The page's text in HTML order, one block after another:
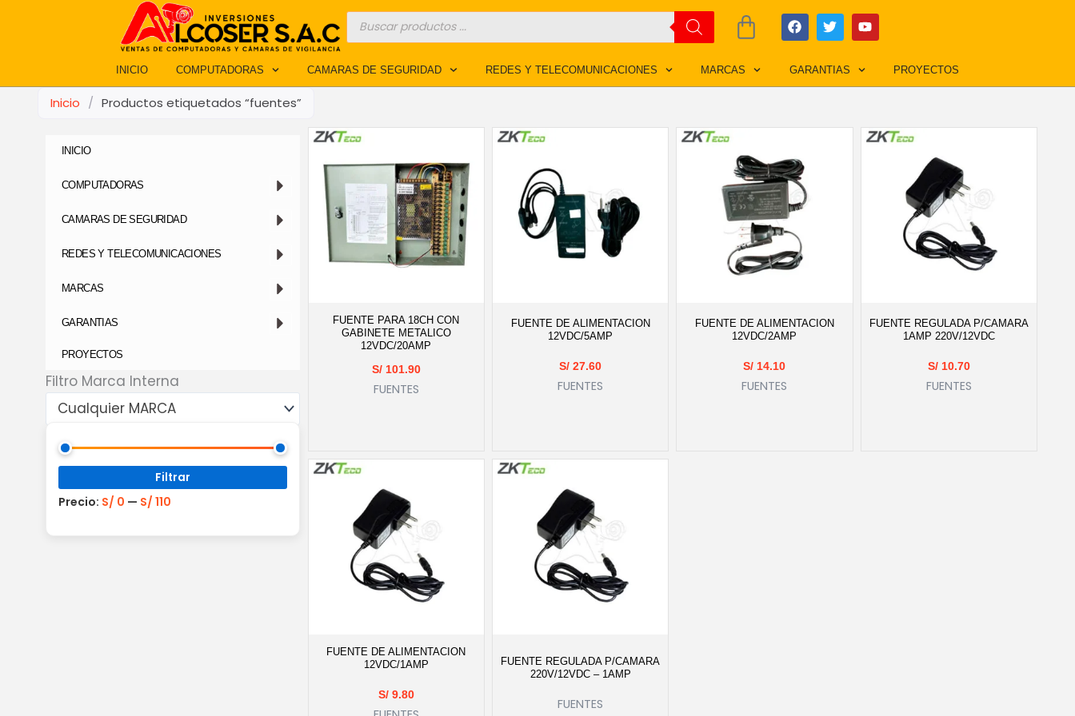
Búsqueda
de
productos
Cart F
a
c
b
o
T
w
i
t
e
Y
o
u
u
b
INICIO COMPUTADORAS CAMARAS DE SEGURIDAD REDES Y TELECOMUNICACIONES MARCAS GARANTIAS PROYECTOS
Inicio / Productos etiquetados “fuentes”
INICIO
COMPUTADORAS
CAMARAS DE SEGURIDAD
REDES Y TELECOMUNICACIONES
MARCAS
GARANTIAS
PROYECTOS
Filtro Marca Interna
Cualquier MARCA
mínimo
máximo
Filtrar
Precio: S/ 0 — S/ 110
FUENTE PARA 18CH CON
GABINETE METALICO
12VDC/20AMP
S/101.90
FUENTES
FUENTE DE ALIMENTACION
12VDC/5AMP
S/ 27.60
FUENTES
FUENTE DE ALIMENTACION
12VDC/2AMP
S/ 14.10
FUENTES
FUENTE REGULADA P/CAMARA
1AMP 220V/12VDC
S/10.70
FUENTES
FUENTE DE ALIMENTACION
12VDC/1AMP
S/9.80
FUENTE REGULADA P/CAMARA
220V/12VDC – 1AMP
FUENTES